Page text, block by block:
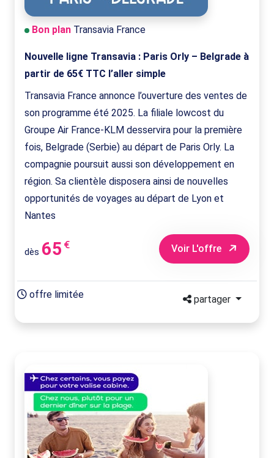
Bon plan Transavia France
Nouvelle ligne Transavia : Paris Orly – Belgrade à
partir de 65€ TTC l’aller simple
Transavia France annonce l’ouverture des ventes de
son programme été 2025. La filiale lowcost du
Groupe Air France-KLM desservira pour la première
fois, Belgrade (Serbie) au départ de Paris Orly. La
compagnie poursuit aussi son développement en
région. Sa clientèle disposera ainsi de nouvelles
opportunités de voyages au départ de Lyon et
Nantes
dès 65 € Voir L'offre
offre limitée partager